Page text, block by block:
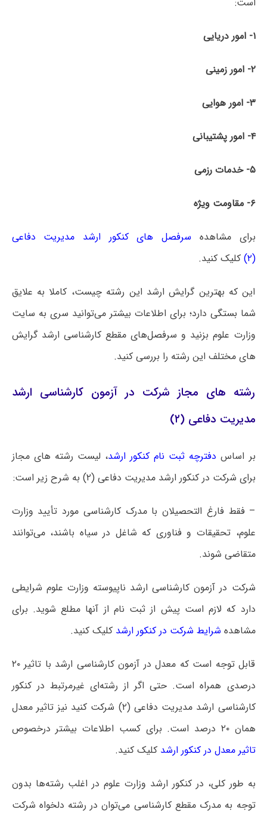
۱- امور دریایی
۲- امور زمینی
۳- امور هوایی
۴- امور پشتیبانی
۵- خدمات رزمی
۶- مقاومت ویژه
برای مشاهده سرفصل های کنکور ارشد مدیریت دفاعی
(۲)
کلیک کنید.
این که بهترین گرایش ارشد این رشته چیست، کاملا به علایق
شما بستگی دارد؛ برای اطلاعات بیشتر می‌توانید سری به سایت
وزارت علوم بزنید و سرفصل‌های مقطع کارشناسی ارشد گرایش
های مختلف این رشته را بررسی کنید.
رشته های مجاز شرکت در آزمون کارشناسی ارشد
مدیریت دفاعی (۲)
بر اساس دفترچه ثبت نام کنکور ارشد، لیست رشته های مجاز
برای شرکت در کنکور ارشد مدیریت دفاعی (۲) به شرح زیر است:
– فقط فارغ التحصیلان با مدرک کارشناسی مورد تأیید وزارت
علوم، تحقیقات و فناوری که شاغل در سیاه باشند، می‌توانند
متقاضی شوند.
شرکت در آزمون کارشناسی ارشد ناپیوسته وزارت علوم شرایطی
دارد که لازم است پیش از ثبت نام از آنها مطلع شوید. برای
مشاهده شرایط شرکت در کنکور ارشد کلیک کنید.
قابل توجه است که معدل در آزمون کارشناسی ارشد با تاثیر ۲۰
درصدی همراه است. حتی اگر از رشته‌ای غیرمرتبط در کنکور
کارشناسی ارشد مدیریت دفاعی (۲) شرکت کنید نیز تاثیر معدل
همان ۲۰ درصد است. برای کسب اطلاعات بیشتر درخصوص
تاثیر معدل در کنکور ارشد کلیک کنید.
به طور کلی، در کنکور ارشد وزارت علوم در اغلب رشته‌ها بدون
توجه به مدرک مقطع کارشناسی می‌توان در رشته دلخواه شرکت